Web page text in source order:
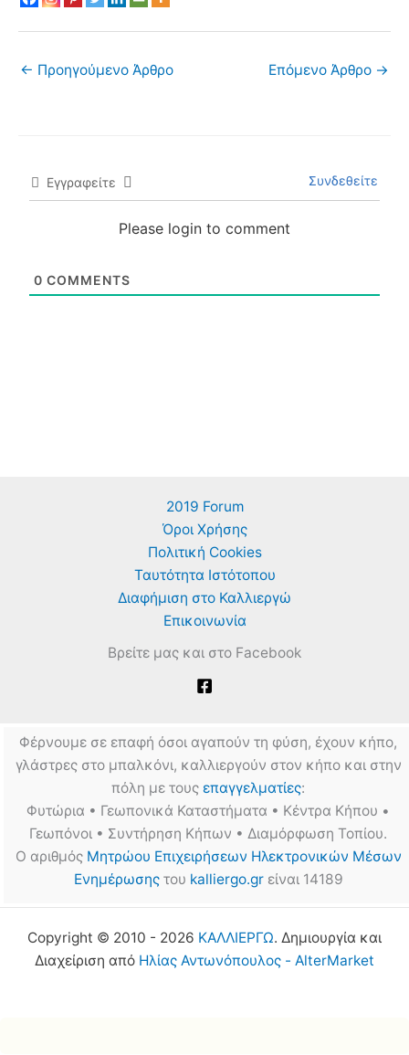
← Προηγούμενο Άρθρο Επόμενο Άρθρο →
Εγγραφείτε Συνδεθείτε
Please login to comment
0 COMMENTS
2019 Forum
Όροι Χρήσης
Πολιτική Cookies
Ταυτότητα Ιστότοπου
Διαφήμιση στο Καλλιεργώ
Επικοινωνία
Βρείτε μας και στο Facebook
Φέρνουμε σε επαφή όσοι αγαπούν τη φύση, έχουν κήπο,
γλάστρες στο μπαλκόνι, καλλιεργούν στον κήπο και στην
πόλη με τους επαγγελματίες:
Φυτώρια • Γεωπονικά Καταστήματα • Κέντρα Κήπου •
Γεωπόνοι • Συντήρηση Κήπων • Διαμόρφωση Τοπίου.
Ο αριθμός Μητρώου Επιχειρήσεων Ηλεκτρονικών Μέσων
Ενημέρωσηςτου kalliergo.grείναι 14189
Copyright © 2010 - 2026 ΚΑΛΛΙΕΡΓΩ. Δημιουργία και
Διαχείριση από Ηλίας Αντωνόπουλος - AlterMarket